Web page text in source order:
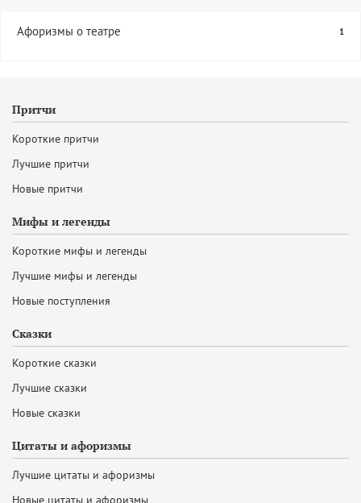
Афоризмы о театре 1
Притчи
Короткие притчи
Лучшие притчи
Новые притчи
Мифы и легенды
Короткие мифы и легенды
Лучшие мифы и легенды
Новые поступления
Сказки
Короткие сказки
Лучшие сказки
Новые сказки
Цитаты и афоризмы
Лучшие цитаты и афоризмы
Новые цитаты и афоризмы